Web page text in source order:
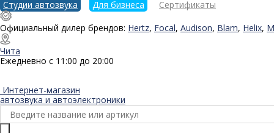
Студии автозвука Для бизнеса
Сертификаты
Официальный дилер брендов: Hertz, Focal, Audison, Blam, Helix,
Чита
Ежедневно с 11:00 до 20:00
Интернет-магазин
автозвука и автоэлектроники